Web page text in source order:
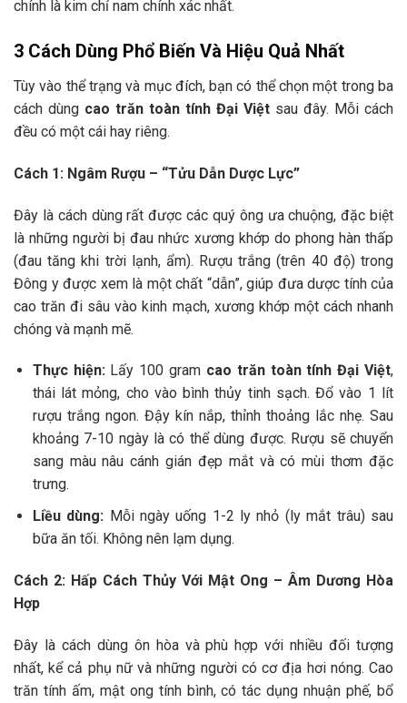
chính là kim chỉ nam chính xác nhất.
3 Cách Dùng Phổ Biến Và Hiệu Quả Nhất
Tùy vào thể trạng và mục đích, bạn có thể chọn một trong ba
cách dùng cao trăn toàn tính Đại Việt sau đây. Mỗi cách
đều có một cái hay riêng.
Cách 1: Ngâm Rượu – “Tửu Dẫn Dược Lực”
Đây là cách dùng rất được các quý ông ưa chuộng, đặc biệt
là những người bị đau nhức xương khớp do phong hàn thấp
(đau tăng khi trời lạnh, ẩm). Rượu trắng (trên 40 độ) trong
Đông y được xem là một chất “dẫn”, giúp đưa dược tính của
cao trăn đi sâu vào kinh mạch, xương khớp một cách nhanh
chóng và mạnh mẽ.
Thực hiện:Lấy 100 gram cao trăn toàn tính Đại Việt,
thái lát mỏng, cho vào bình thủy tinh sạch. Đổ vào 1 lít
rượu trắng ngon. Đậy kín nắp, thỉnh thoảng lắc nhẹ. Sau
khoảng 7-10 ngày là có thể dùng được. Rượu sẽ chuyển
sang màu nâu cánh gián đẹp mắt và có mùi thơm đặc
trưng.
Liều dùng: Mỗi ngày uống 1-2 ly nhỏ (ly mắt trâu) sau
bữa ăn tối. Không nên lạm dụng.
Cách 2: Hấp Cách Thủy Với Mật Ong – Âm Dương Hòa
Hợp
Đây là cách dùng ôn hòa và phù hợp với nhiều đối tượng
nhất, kể cả phụ nữ và những người có cơ địa hơi nóng. Cao
trăn tính ấm, mật ong tính bình, có tác dụng nhuận phế, bổ